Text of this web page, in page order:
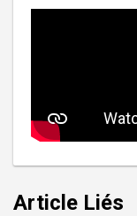
Article Liés